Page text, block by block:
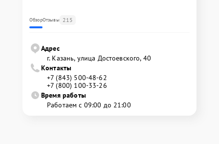
ОбзорОтзывы 215
Адрес
г. Казань, улица Достоевского, 40
Контакты
+7 (843) 500-48-62
+7 (800) 100-33-26
Время работы
Работаем с 09:00 до 21:00